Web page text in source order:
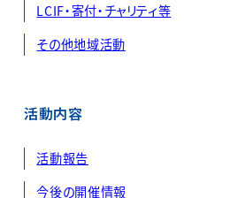
LCIF・寄付・チャリティ等
その他地域活動
活動内容
活動報告
今後の開催情報